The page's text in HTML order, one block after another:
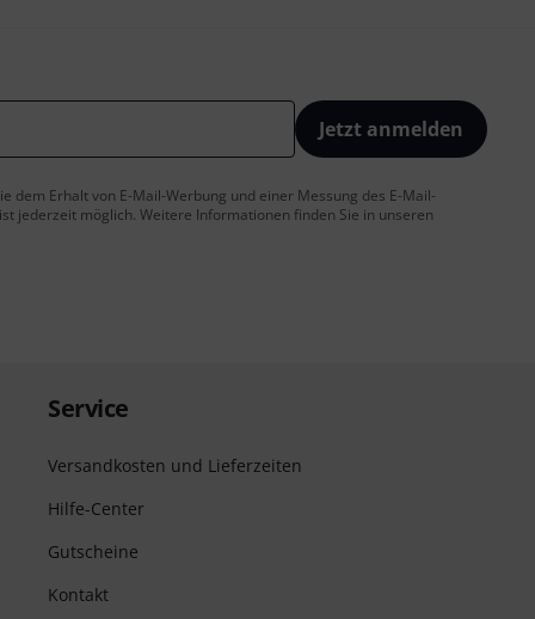
Jetzt anmelden
dem Erhalt von E-Mail-Werbung und einer Messung des E-Mail-
jederzeit möglich. Weitere Informationen finden Sie in unseren
Service
Versandkosten und Lieferzeiten
Hilfe-Center
Gutscheine
Kontakt